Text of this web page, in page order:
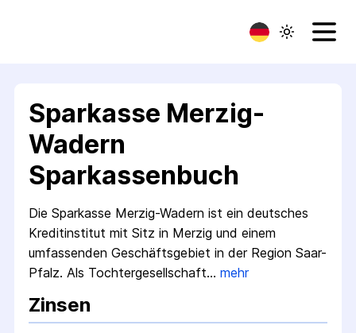
Sparkasse Merzig-
Wadern
Sparkassenbuch
Die Sparkasse Merzig-Wadern ist ein deutsches
Kreditinstitut mit Sitz in Merzig und einem
umfassenden Geschäftsgebiet in der Region Saar-
Pfalz. Als Tochtergesellschaft… mehr
Zinsen